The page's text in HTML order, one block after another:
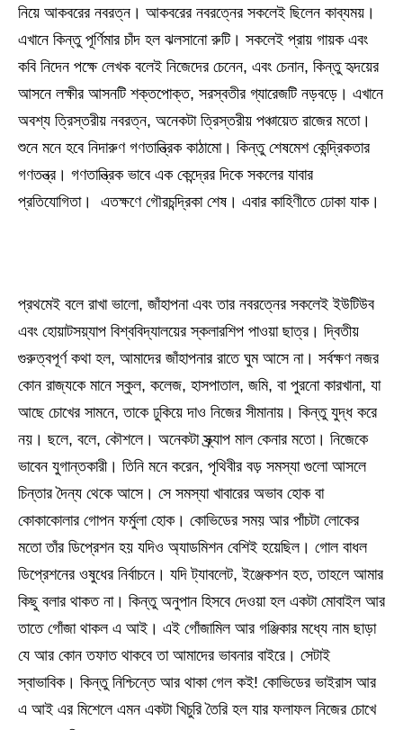
নিয়ে আকবরের নবরত্ন। আকবরের নবরত্নের সকলেই ছিলেন কাব্যময়।
এখানে কিন্তু পূর্ণিমার চাঁদ হল ঝলসানো রুটি। সকলেই প্রায় গায়ক এবং
কবি নিদেন পক্ষে লেখক বলেই নিজেদের চেনেন, এবং চেনান, কিন্তু হৃদয়ের
আসনে লক্ষীর আসনটি শক্তপোক্ত, সরস্বতীর গ্যারেজটি নড়বড়ে। এখানে
অবশ্য ত্রিস্তরীয় নবরত্ন, অনেকটা ত্রিস্তরীয় পঞ্চায়েত রাজের মতো।
শুনে মনে হবে নিদারুণ গণতান্ত্রিক কাঠামো। কিন্তু শেষমেশ কেন্দ্রিকতার
গণতন্ত্র। গণতান্ত্রিক ভাবে এক কেন্দ্রের দিকে সকলের যাবার
প্রতিযোগিতা। এতক্ষণে গৌরচন্দ্রিকা শেষ। এবার কাহিণীতে ঢোকা যাক।
প্রথমেই বলে রাখা ভালো, জাঁহাপনা এবং তার নবরত্নের সকলেই ইউটিউব
এবং হোয়াটসয়্যাপ বিশ্ববিদ্যালয়ের স্কলারশিপ পাওয়া ছাত্র। দ্বিতীয়
গুরুত্বপূর্ণ কথা হল, আমাদের জাঁহাপনার রাতে ঘুম আসে না। সর্বক্ষণ নজর
কোন রাজ্যকে মানে স্কুল, কলেজ, হাসপাতাল, জমি, বা পুরনো কারখানা, যা
আছে চোখের সামনে, তাকে ঢুকিয়ে দাও নিজের সীমানায়। কিন্তু যুদ্ধ করে
নয়। ছলে, বলে, কৌশলে। অনেকটা স্ক্র্যাপ মাল কেনার মতো। নিজেকে
ভাবেন যুগান্তকারী। তিনি মনে করেন, পৃথিবীর বড় সমস্যা গুলো আসলে
চিন্তার দৈন্য থেকে আসে। সে সমস্যা খাবারের অভাব হোক বা
কোকাকোলার গোপন ফর্মুলা হোক। কোভিডের সময় আর পাঁচটা লোকের
মতো তাঁর ডিপ্রেশন হয় যদিও অ্যাডমিশন বেশিই হয়েছিল। গোল বাধল
ডিপ্রেশনের ওষুধের নির্বাচনে। যদি ট্যাবলেট, ইঞ্জেকশন হত, তাহলে আমার
কিছু বলার থাকত না। কিন্তু অনুপান হিসবে দেওয়া হল একটা মোবাইল আর
তাতে গোঁজা থাকল এ আই। এই গোঁজামিল আর গঞ্জিকার মধ্যে নাম ছাড়া
যে আর কোন তফাত থাকবে তা আমাদের ভাবনার বাইরে। সেটাই
স্বাভাবিক। কিন্তু নিশ্চিন্তে আর থাকা গেল কই! কোভিডের ভাইরাস আর
এ আই এর মিশেলে এমন একটা খিচুরি তৈরি হল যার ফলাফল নিজের চোখে